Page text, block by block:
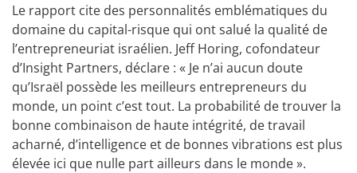
Le rapport cite des personnalités emblématiques du
domaine du capital-risque qui ont salué la qualité de
l’entrepreneuriat israélien. Jeff Horing, cofondateur
d’Insight Partners, déclare : « Je n’ai aucun doute
qu’Israël possède les meilleurs entrepreneurs du
monde, un point c’est tout. La probabilité de trouver la
bonne combinaison de haute intégrité, de travail
acharné, d’intelligence et de bonnes vibrations est plus
élevée ici que nulle part ailleurs dans le monde ».